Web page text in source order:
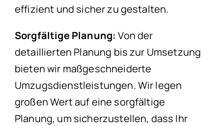
effizient und sicher zu gestalten.
Sorgfältige Planung: Von der
detaillierten Planung bis zur Umsetzung
bieten wir maßgeschneiderte
Umzugsdienstleistungen. Wir legen
großen Wert auf eine sorgfältige
Planung, um sicherzustellen, dass Ihr